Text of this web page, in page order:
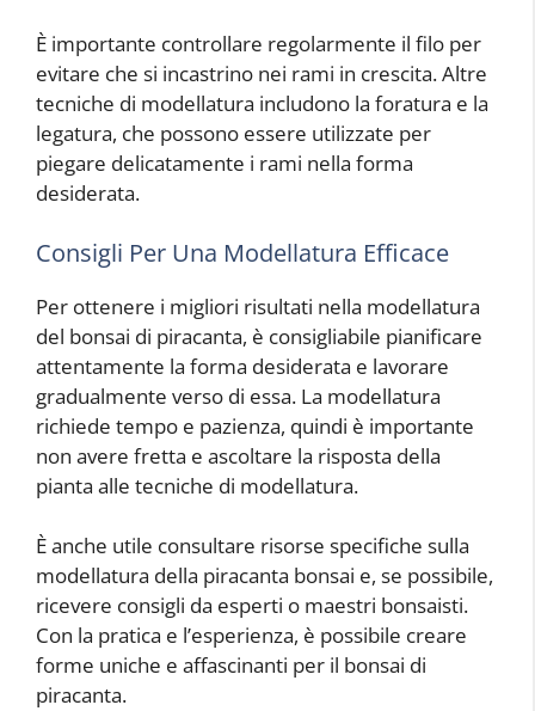
È importante controllare regolarmente il filo per
evitare che si incastrino nei rami in crescita. Altre
tecniche di modellatura includono la foratura e la
legatura, che possono essere utilizzate per
piegare delicatamente i rami nella forma
desiderata.
Consigli Per Una Modellatura Efficace
Per ottenere i migliori risultati nella modellatura
del bonsai di piracanta, è consigliabile pianificare
attentamente la forma desiderata e lavorare
gradualmente verso di essa. La modellatura
richiede tempo e pazienza, quindi è importante
non avere fretta e ascoltare la risposta della
pianta alle tecniche di modellatura.
È anche utile consultare risorse specifiche sulla
modellatura della piracanta bonsai e, se possibile,
ricevere consigli da esperti o maestri bonsaisti.
Con la pratica e l’esperienza, è possibile creare
forme uniche e affascinanti per il bonsai di
piracanta.